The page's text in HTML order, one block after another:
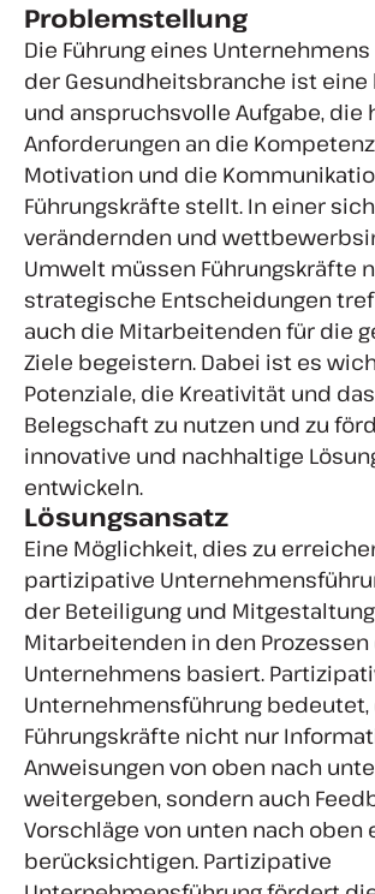
Problemstellung
Die Führung eines Unternehmens
der Gesundheitsbranche ist eine
und anspruchsvolle Aufgabe, die
Anforderungen an die
Motivation und die
Führungskräfte stellt. In einer
verändernden und
Umwelt müssen Führungskräfte
strategische Entscheidungen
auch die Mitarbeitenden für die
Ziele begeistern. Dabei ist es
Potenziale, die Kreativität und
Belegschaft zu nutzen und zu
innovative und nachhaltige
entwickeln.
Lösungsansatz
Eine Möglichkeit, dies zu
partizipative
der Beteiligung und
Mitarbeitenden in den Prozessen
Unternehmens basiert.
Unternehmensführung bedeutet,
Führungskräfte nicht nur
Anweisungen von oben nach
weitergeben, sondern auch
Vorschläge von unten nach oben
berücksichtigen. Partizipative